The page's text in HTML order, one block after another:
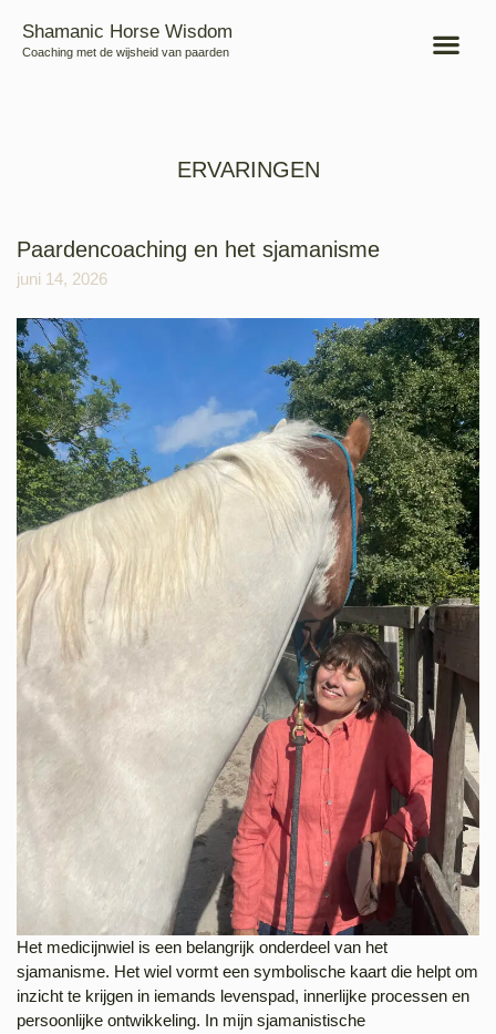
Shamanic Horse Wisdom
Coaching met de wijsheid van paarden
ERVARINGEN
Paardencoaching en het sjamanisme
juni 14, 2026
Het medicijnwiel is een belangrijk onderdeel van het
sjamanisme. Het wiel vormt een symbolische kaart die helpt om
inzicht te krijgen in iemands levenspad, innerlijke processen en
persoonlijke ontwikkeling. In mijn sjamanistische